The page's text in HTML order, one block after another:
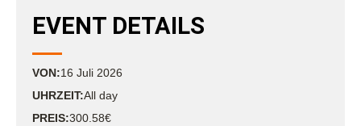
EVENT DETAILS
VON:16 Juli 2026
UHRZEIT:All day
PREIS:300.58€